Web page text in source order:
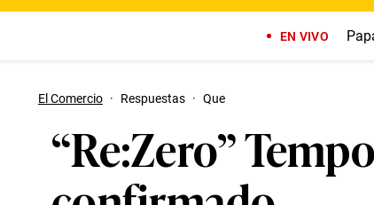
EN VIVO
El Comercio · Respuestas · Que
“Re:Zero”